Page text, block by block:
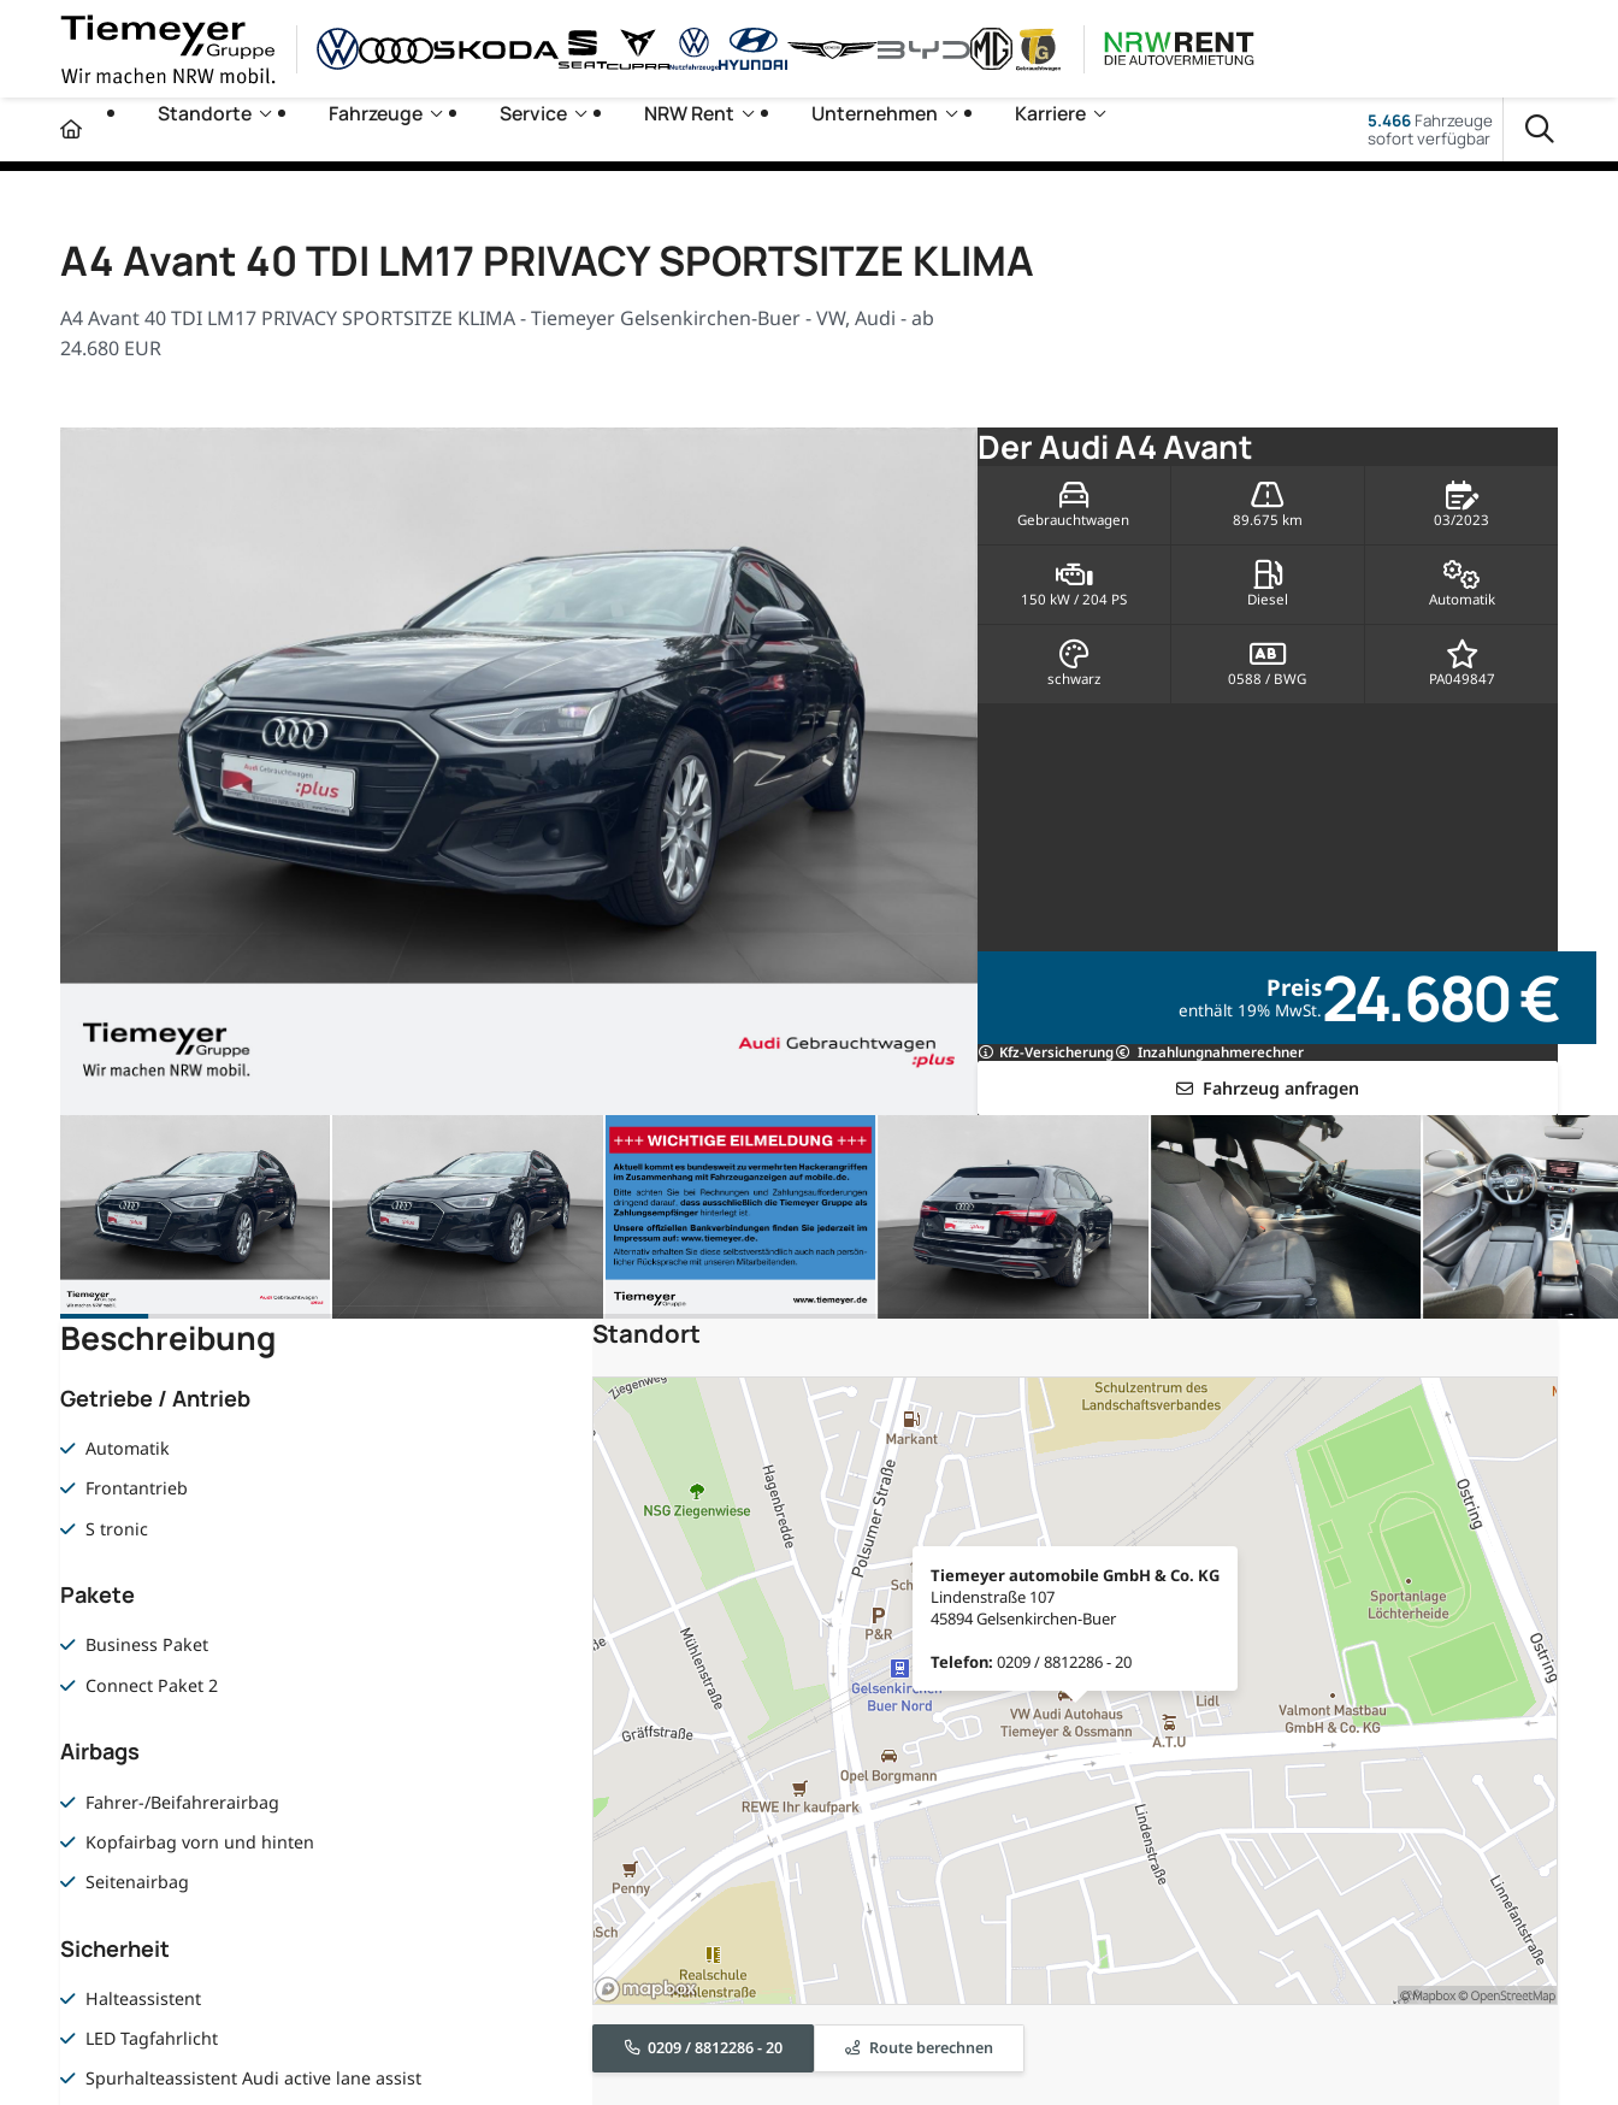
Standorte Fahrzeuge Service NRW Rent Unternehmen Karriere 5.466Fahrzeuge
sofort verfügbar
A4 Avant 40 TDI LM17 PRIVACY SPORTSITZE KLIMA
A4 Avant 40 TDI LM17 PRIVACY SPORTSITZE KLIMA - Tiemeyer Gelsenkirchen-Buer - VW, Audi - ab
24.680 EUR
Der Audi A4 Avant
Gebrauchtwagen 89.675 km 03/2023
150 kW / 204 PS Diesel Automatik
schwarz 0588 / BWG PA049847
Preis
enthält 19% MwSt.24.680 €
Kfz-Versicherung Inzahlungnahmerechner
Fahrzeug anfragen
Beschreibung
Getriebe / Antrieb
Automatik
Frontantrieb
S tronic
Pakete
Business Paket
Connect Paket 2
Airbags
Fahrer-/Beifahrerairbag
Kopfairbag vorn und hinten
Seitenairbag
Sicherheit
Halteassistent
LED Tagfahrlicht
Spurhalteassistent Audi active lane assist
Standort
Tiemeyer automobile GmbH & Co. KG
Lindenstraße 107
45894 Gelsenkirchen-Buer
Telefon: 0209 / 8812286 - 20
0209 / 8812286 - 20 Route berechnen